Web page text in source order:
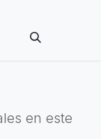
en este